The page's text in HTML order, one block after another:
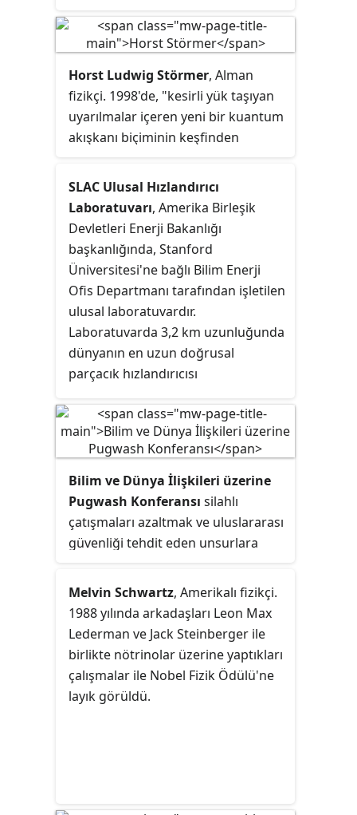
Horst Ludwig Störmer, Alman
fizikçi. 1998'de, "kesirli yük taşıyan
uyarılmalar içeren yeni bir kuantum
akışkanı biçiminin keşfinden
Laughlin ile birlikte Nobel Fizik
Ödülü'nin sahibi oldu.
SLAC Ulusal Hızlandırıcı
Laboratuvarı, Amerika Birleşik
Devletleri Enerji Bakanlığı
başkanlığında, Stanford
Üniversitesi'ne bağlı Bilim Enerji
Ofis Departmanı tarafından işletilen
ulusal laboratuvardır.
Laboratuvarda 3,2 km uzunluğunda
dünyanın en uzun doğrusal
parçacık hızlandırıcısı
Bilim ve Dünya İlişkileri üzerine
Pugwash Konferansı silahlı
çatışmaları azaltmak ve uluslararası
güvenliği tehdit eden unsurlara
insanlarını ve kamuoyunun önemli
isimlerini bir araya getiren
uluslararası bir kuruluş. 1955
yılında Russell-Einstein
Manifestosu'nun yayınlanmasının
ardından, 1957 yılında nükleer silah
karşıtı bilim insanı Joseph Rotblat ve
Melvin Schwartz, Amerikalı fizikçi.
1988 yılında arkadaşları Leon Max
Lederman ve Jack Steinberger ile
birlikte nötrinolar üzerine yaptıkları
çalışmalar ile Nobel Fizik Ödülü'ne
layık görüldü.